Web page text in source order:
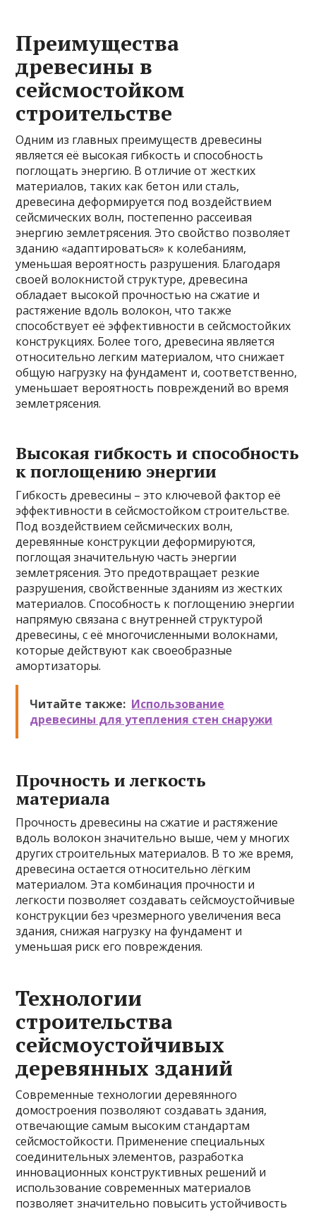
Преимущества
древесины в
сейсмостойком
строительстве
Одним из главных преимуществ древесины
является её высокая гибкость и способность
поглощать энергию. В отличие от жестких
материалов, таких как бетон или сталь,
древесина деформируется под воздействием
сейсмических волн, постепенно рассеивая
энергию землетрясения. Это свойство позволяет
зданию «адаптироваться» к колебаниям,
уменьшая вероятность разрушения. Благодаря
своей волокнистой структуре, древесина
обладает высокой прочностью на сжатие и
растяжение вдоль волокон, что также
способствует её эффективности в сейсмостойких
конструкциях. Более того, древесина является
относительно легким материалом, что снижает
общую нагрузку на фундамент и, соответственно,
уменьшает вероятность повреждений во время
землетрясения.
Высокая гибкость и способность
к поглощению энергии
Гибкость древесины – это ключевой фактор её
эффективности в сейсмостойком строительстве.
Под воздействием сейсмических волн,
деревянные конструкции деформируются,
поглощая значительную часть энергии
землетрясения. Это предотвращает резкие
разрушения, свойственные зданиям из жестких
материалов. Способность к поглощению энергии
напрямую связана с внутренней структурой
древесины, с её многочисленными волокнами,
которые действуют как своеобразные
амортизаторы.
Читайте также: Использование
древесины для утепления стен снаружи
Прочность и легкость
материала
Прочность древесины на сжатие и растяжение
вдоль волокон значительно выше, чем у многих
других строительных материалов. В то же время,
древесина остается относительно лёгким
материалом. Эта комбинация прочности и
легкости позволяет создавать сейсмоустойчивые
конструкции без чрезмерного увеличения веса
здания, снижая нагрузку на фундамент и
уменьшая риск его повреждения.
Технологии
строительства
сейсмоустойчивых
деревянных зданий
Современные технологии деревянного
домостроения позволяют создавать здания,
отвечающие самым высоким стандартам
сейсмостойкости. Применение специальных
соединительных элементов, разработка
инновационных конструктивных решений и
использование современных материалов
позволяет значительно повысить устойчивость